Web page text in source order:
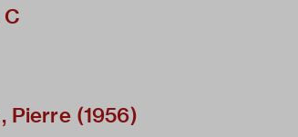
Pierre (1956)